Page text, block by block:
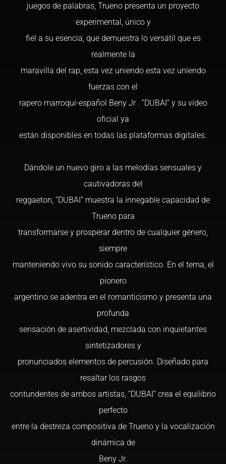
juegos de palabras, Trueno presenta un proyecto
experimental, único y
fiel a su esencia, que demuestra lo versátil que es
realmente la
maravilla del rap, esta vez uniendo esta vez uniendo
fuerzas con el
rapero marroquí-español Beny Jr . “DUBAI” y su vídeo
oficial ya
están disponibles en todas las plataformas digitales.
Dándole un nuevo giro a las melodías sensuales y
cautivadoras del
reggaeton, “DUBAI” muestra la innegable capacidad de
Trueno para
transformarse y prosperar dentro de cualquier género,
siempre
manteniendo vivo su sonido característico. En el tema, el
pionero
argentino se adentra en el romanticismo y presenta una
profunda
sensación de asertividad, mezclada con inquietantes
sintetizadores y
pronunciados elementos de percusión. Diseñado para
resaltar los rasgos
contundentes de ambos artistas, “DUBAI” crea el equilibrio
perfecto
entre la destreza compositiva de Trueno y la vocalización
dinámica de
Beny Jr.